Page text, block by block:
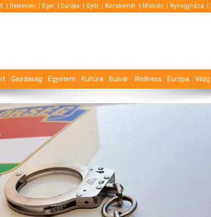
Debrecen Eger Európa Győr Kecskemét Miskolc Nyíregyháza
Gazdaság Egyetem Kultúra Bulvár Wellness Európa Világ